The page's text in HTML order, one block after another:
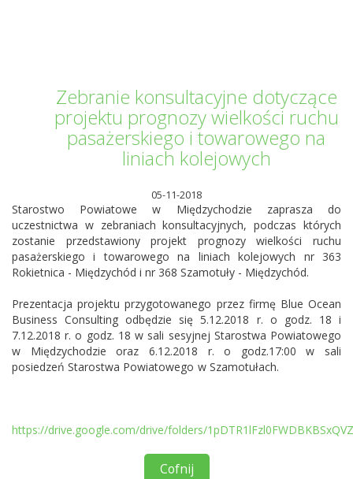
Zebranie konsultacyjne dotyczące
projektu prognozy wielkości ruchu
pasażerskiego i towarowego na
liniach kolejowych
05-11-2018
Starostwo Powiatowe w Międzychodzie zaprasza do
uczestnictwa w zebraniach konsultacyjnych, podczas których
zostanie przedstawiony projekt prognozy wielkości ruchu
pasażerskiego i towarowego na liniach kolejowych nr 363
Rokietnica - Międzychód i nr 368 Szamotuły - Międzychód.
Prezentacja projektu przygotowanego przez firmę Blue Ocean
Business Consulting odbędzie się 5.12.2018 r. o godz. 18 i
7.12.2018 r. o godz. 18 w sali sesyjnej Starostwa Powiatowego
w Międzychodzie oraz 6.12.2018 r. o godz.17:00 w sali
posiedzeń Starostwa Powiatowego w Szamotułach.
https://drive.google.com/drive/folders/
Cofnij